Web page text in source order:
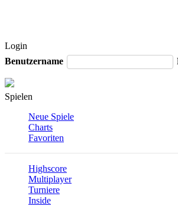
Login
Benutzername
Spielen
Neue Spiele
Charts
Favoriten
Highscore
Multiplayer
Turniere
Inside